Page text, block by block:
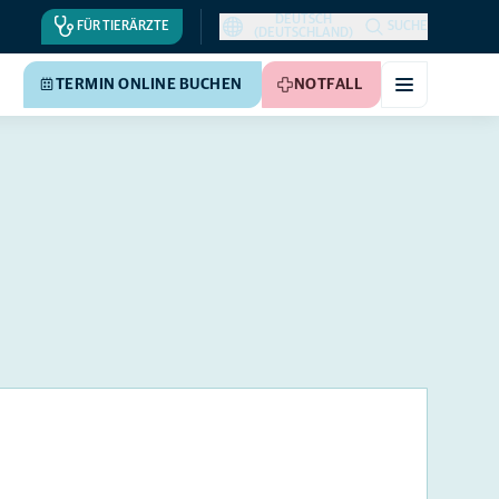
FÜR TIERÄRZTE
DEUTSCH
(DEUTSCHLAND)
SUCHE
TERMIN ONLINE BUCHEN NOTFALL